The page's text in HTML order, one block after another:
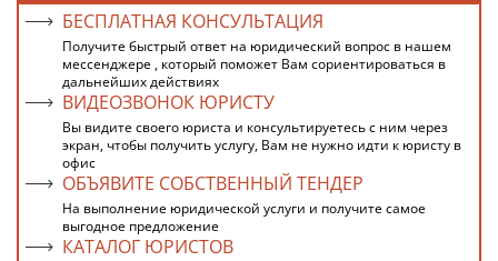
БЕСПЛАТНАЯ КОНСУЛЬТАЦИЯ
Получите быстрый ответ на юридический вопрос в нашем
мессенджере , который поможет Вам сориентироваться в
дальнейших действиях
ВИДЕОЗВОНОК ЮРИСТУ
Вы видите своего юриста и консультируетесь с ним через
экран, чтобы получить услугу, Вам не нужно идти к юристу в
офис
ОБЪЯВИТЕ СОБСТВЕННЫЙ ТЕНДЕР
На выполнение юридической услуги и получите самое
выгодное предложение
КАТАЛОГ ЮРИСТОВ